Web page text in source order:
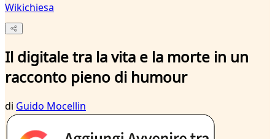
Wikichiesa
Il digitale tra la vita e la morte in un
racconto pieno di humour
di Guido Mocellin